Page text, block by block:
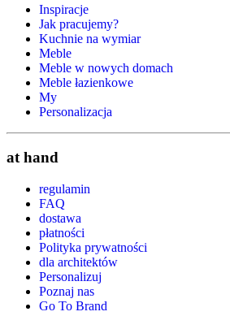
Inspiracje
Jak pracujemy?
Kuchnie na wymiar
Meble
Meble w nowych domach
Meble łazienkowe
My
Personalizacja
at hand
regulamin
FAQ
dostawa
płatności
Polityka prywatności
dla architektów
Personalizuj
Poznaj nas
Go To Brand